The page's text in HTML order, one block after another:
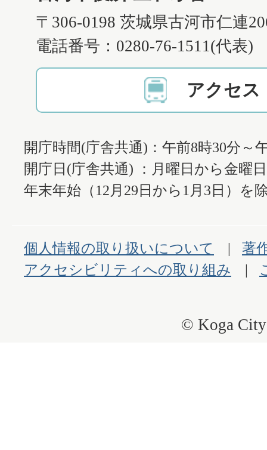
〒306-0198 茨城県古河市仁連
電話番号：0280-76-1511(代表)
アクセス
開庁時間(庁舎共通)：午前8時30分～
開庁日(庁舎共通) ：月曜日から金曜
年末年始（12月29日から1月3日）を
個人情報の取り扱いについて
著
アクセシビリティへの取り組み
© Koga City